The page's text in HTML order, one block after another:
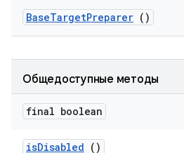
BaseTargetPreparer ()
Общедоступные методы
final boolean
isDisabled ()